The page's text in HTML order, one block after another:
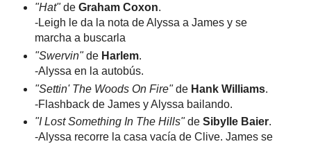
"Hat"de Graham Coxon.
-Leigh le da la nota de Alyssa a James y se
marcha a buscarla
"Swervin"de Harlem.
-Alyssa en la autobús.
"Settin' The Woods On Fire"de Hank Williams.
-Flashback de James y Alyssa bailando.
"I Lost Something In The Hills"de Sibylle Baier.
-Alyssa recorre la casa vacía de Clive. James se